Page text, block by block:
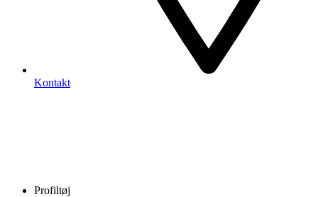
Kontakt
Profiltøj